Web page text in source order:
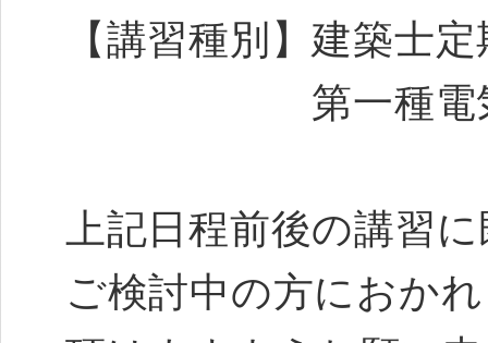
【講習種別】建築士
第一種電気工
上記日程前後の講習
ご検討中の方におか